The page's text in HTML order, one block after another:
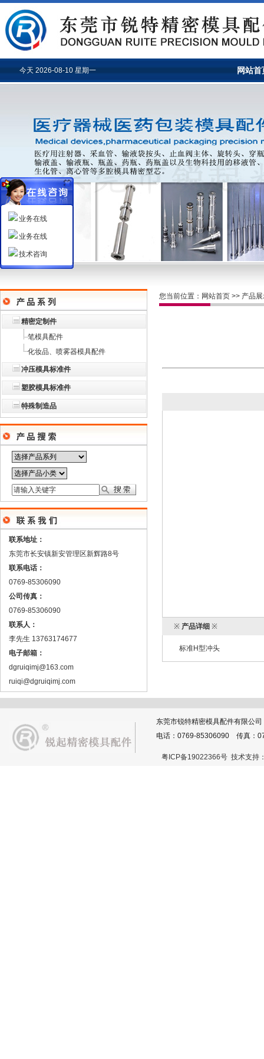
今天 2026-08-10 星期一 网站首
精密定制件
笔模具配件
化妆品、喷雾器模具配件
冲压模具标准件
塑胶模具标准件
特殊制造品
联系地址：
东莞市长安镇新安管理区新辉路8号
联系电话：
0769-85306090
公司传真：
0769-85306090
联系人：
李先生 13763174677
电子邮箱：
dgruiqimj@163.com
ruiqi@dgruiqimj.com
您当前位置： 网站首页 >> 产品
※ 产品详细 ※
标准H型冲头
东莞市锐特精密模具配件有限公
电话：0769-85306090 传真：
粤ICP备19022366号 技术支持
业务在线
业务在线
技术咨询